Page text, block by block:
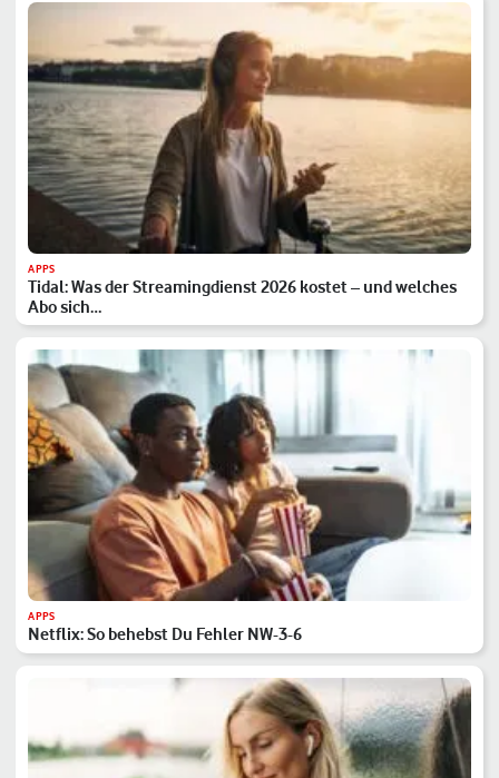
APPS
Tidal: Was der Streamingdienst 2026 kostet – und welches
Abo sich…
APPS
Netflix: So behebst Du Fehler NW-3-6